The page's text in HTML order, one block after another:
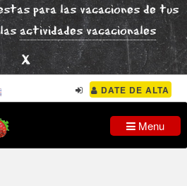
para las vacaciones de tus
actividades vacacionales
x
DATE DE ALTA
Menu